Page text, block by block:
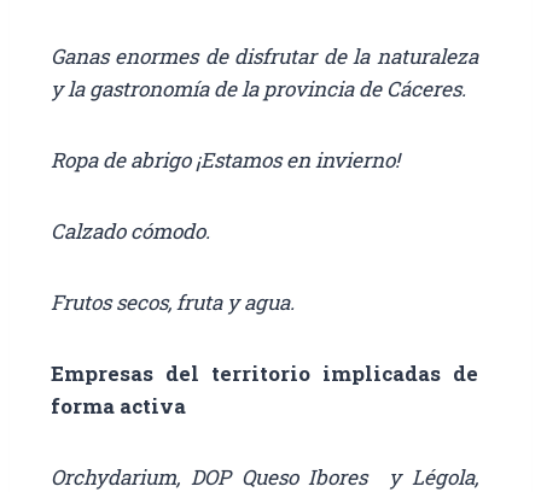
Ganas enormes de disfrutar de la naturaleza
y la gastronomía de la provincia de Cáceres.
Ropa de abrigo ¡Estamos en invierno!
Calzado cómodo.
Frutos secos, fruta y agua.
Empresas del territorio implicadas de
forma activa
Orchydarium, DOP Queso Ibores y Légola,